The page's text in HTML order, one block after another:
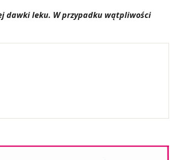
dawki leku. W przypadku wątpliwości